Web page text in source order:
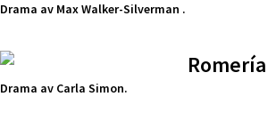
Drama av Max Walker-Silverman .
Romería
Drama av Carla Simon.